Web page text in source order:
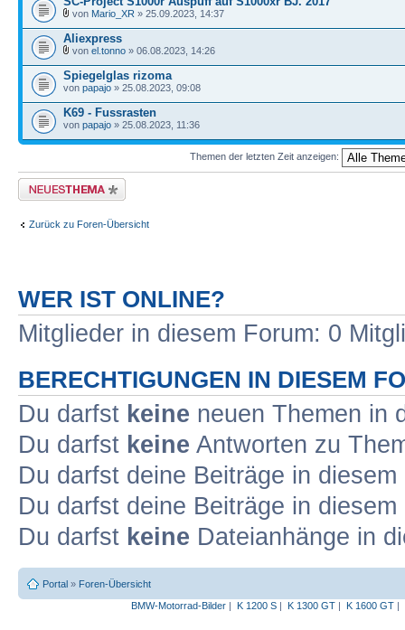
von Mario_XR » 25.09.2023, 14:37
Aliexpress
von el.tonno » 06.08.2023, 14:26
Spiegelglas rizoma
von papajo » 25.08.2023, 09:08
K69 - Fussrasten
von papajo » 25.08.2023, 11:36
Themen der letzten Zeit anzeigen:
Neues Thema erstellen
Zurück zu Foren-Übersicht
WER IST ONLINE?
Mitglieder in diesem Forum: 0
BERECHTIGUNGEN IN DIESEM
Du darfst keine neuen Themen in
Du darfst keine Antworten zu
Du darfst deine Beiträge in
Du darfst deine Beiträge in
Du darfst keine Dateianhänge in
Portal » Foren-Übersicht
BMW-Motorrad-Bilder| K 1200 S| K 1300 GT| K 1600 GT|